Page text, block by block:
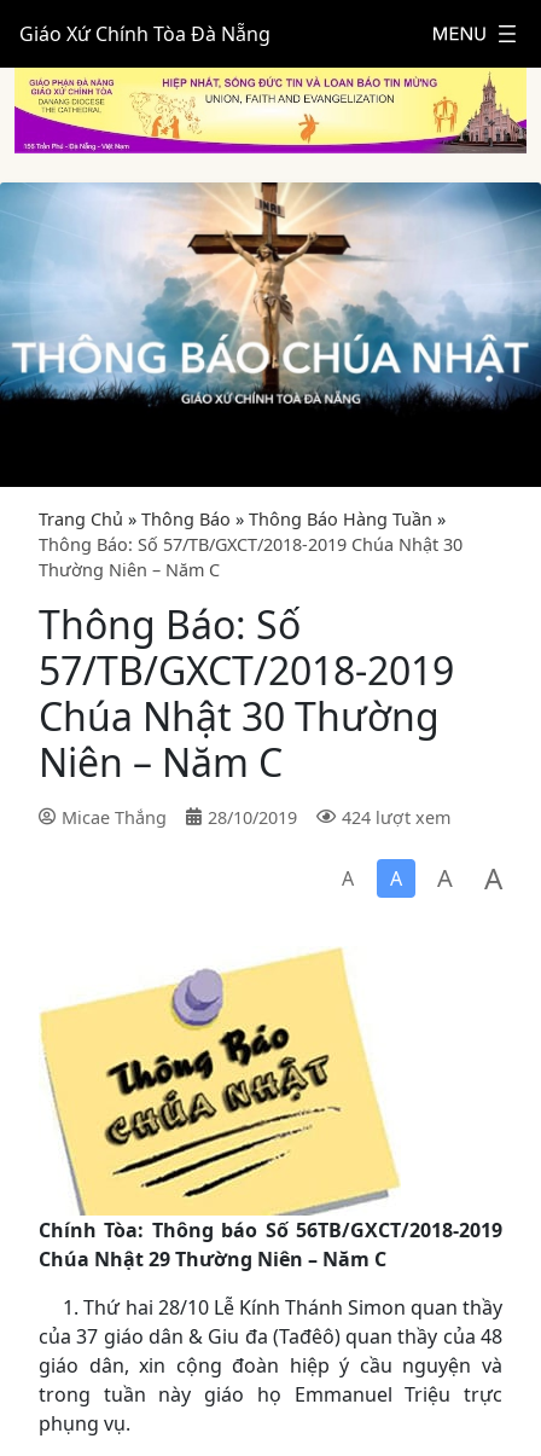
Giáo Xứ Chính Tòa Đà Nẵng
Trang Chủ » Thông Báo » Thông Báo Hàng Tuần »
Thông Báo: Số 57/TB/GXCT/2018-2019 Chúa Nhật 30
Thường Niên – Năm C
Thông Báo: Số
57/TB/GXCT/2018-2019
Chúa Nhật 30 Thường
Niên – Năm C
Micae Thắng 28/10/2019 424 lượt xem
A A A A
Chính Tòa: Thông báo Số 56TB/GXCT/2018-2019
Chúa Nhật 29 Thường Niên – Năm C
1. Thứ hai 28/10 Lễ Kính Thánh Simon quan thầy
của 37 giáo dân & Giu đa (Tađêô) quan thầy của 48
giáo dân, xin cộng đoàn hiệp ý cầu nguyện và
trong tuần này giáo họ Emmanuel Triệu trực
phụng vụ.